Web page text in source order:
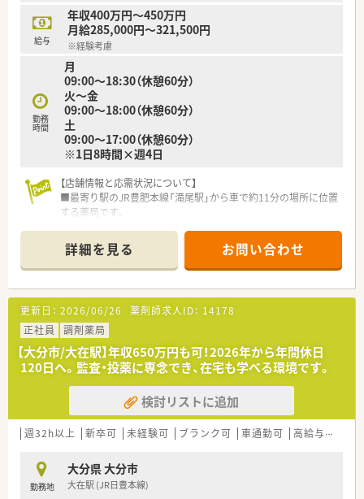
【求人情報について】
■ライフワークバランス重視の方にもオススメです。
■ライフスタイルに合わせ週休3日制の働き方も相談可能で、年
間休日も120日以上です。
■遠方からの転居者には費用の補助制度があり、安心して新生活
をスタートできます。
給与
年収400万円～450万円
月給285,000円～321,500円
※経験考慮
勤務
時間
月
09:00～18:30（休憩60分）
火～金
09:00～18:00（休憩60分）
土
09:00～17:00（休憩60分）
※1日8時間×週4日
【店舗情報と応需状況について】
■最寄り駅のJR豊肥本線「滝尾駅」から車で約11分の場所に位置
する薬局です。
方箋を応需しています。
■ドライブスルー併設予定でより処方箋枚数が増えていく見込
みです。
【募集背景と求める人物像について】
■今回は欠員補充のための募集となり、長く一緒に働いていただ
ける方を求めています。
■患者様だけでなく、共に働く同僚にも優しさや思いやりを持っ
て接することができる方。
■チームワークを大切にし、自ら課題を見つけて成長していける
方を歓迎いたします。
【求人情報について】
■勤務時間に応じて給与は確定いたします。
もご相談可能です。
■お子様がいらっしゃる方には、条件に応じて1人あたり1万円
の子供手当を支給します。
詳細を見る お問い合わせ
更新日： 2026/06/26 薬剤師求人ID： 14178
正社員
調剤薬局
【大分市/大在駅】年収650万円も可！2026年から年間休日
120日へ。監査・投薬に専念でき、在宅も学べる環境です。
検討リストに追加
週32h以上 新卒可 未経験可 ブランク可 車通勤可 高給与(600万円以上)
勤務地
大分県 大分市
大在駅 (JR日豊本線)